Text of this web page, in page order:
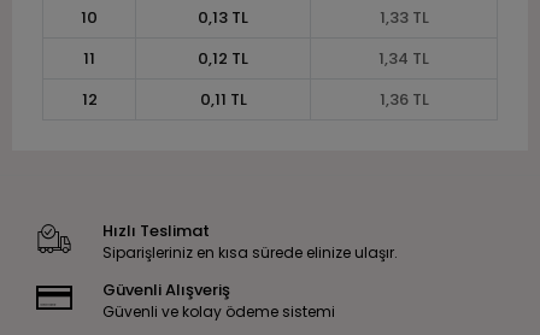
10
0,13 TL
1,33 TL
11
0,12 TL
1,34 TL
12
0,11 TL 1,36 TL
Hızlı Teslimat
Siparişleriniz en kısa sürede elinize ulaşır.
Güvenli Alışveriş
Güvenli ve kolay ödeme sistemi